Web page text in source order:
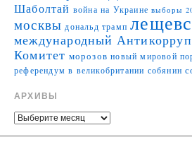
Шаболтай война на Украине выборы
москвы дональд трамп
международный
Комитет морозов новый мировой
референдум в великобритании собянин
АРХИВЫ